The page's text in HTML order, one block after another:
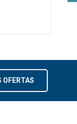
OFERTAS